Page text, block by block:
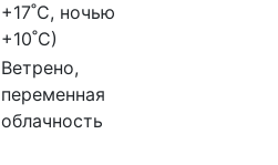
+17˚C, ночью
+10˚C)
Ветрено,
переменная
облачность